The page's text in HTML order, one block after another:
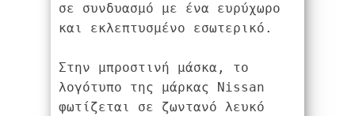
σε συνδυασμό με ένα ευρύχωρο
και εκλεπτυσμένο εσωτερικό.
Στην μπροστινή μάσκα, το
λογότυπο της μάρκας Nissan
φωτίζεται σε ζωντανό λευκό